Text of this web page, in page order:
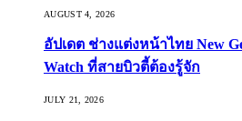
AUGUST 4, 2026
อัปเดต ช่างแต่งหน้าไทย New
Watch ที่สายบิวตี้ต้องรู้จัก
JULY 21, 2026